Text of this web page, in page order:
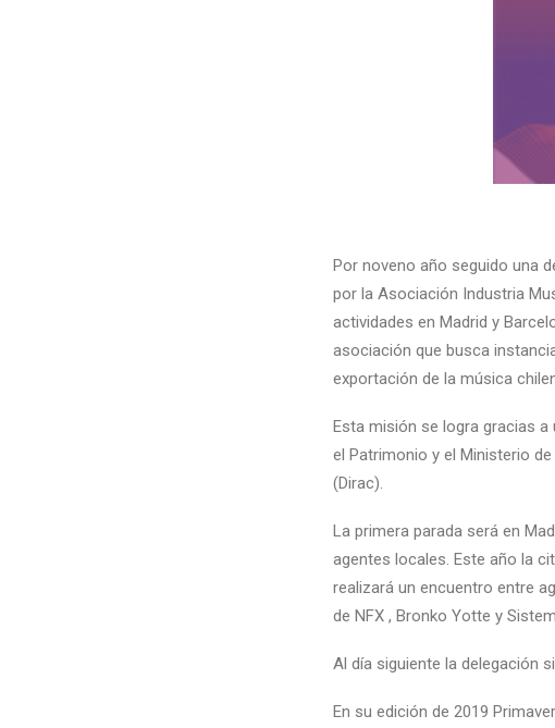
Por noveno año seguido una
por la Asociación Industria
actividades en Madrid y
asociación que busca
exportación de la música
Esta misión se logra gracias a
el Patrimonio y el Ministerio
(Dirac).
La primera parada será en
agentes locales. Este año la
realizará un encuentro entre
de NFX , Bronko Yotte y
Al día siguiente la delegación
En su edición de 2019